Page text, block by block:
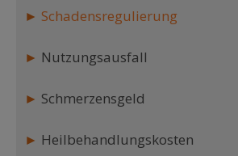
► Schadensregulierung
► Nutzungsausfall
► Schmerzensgeld
► Heilbehandlungskosten